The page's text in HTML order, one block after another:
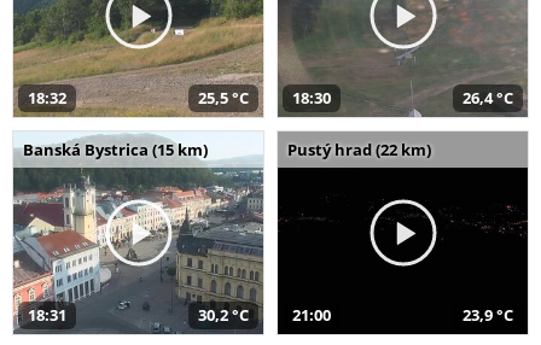
18:32 25,5 °C 18:30 26,4 °C
Banská Bystrica (15 km)
18:31 30,2 °C
Pustý hrad (22 km)
21:00 23,9 °C